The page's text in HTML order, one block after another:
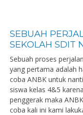
SEBUAH
SEKOLAH SDIT
Sebuah proses
yang pertama adalah
coba ANBK untuk
siswa kelas 4&5
penggerak maka
coba kali ini kami